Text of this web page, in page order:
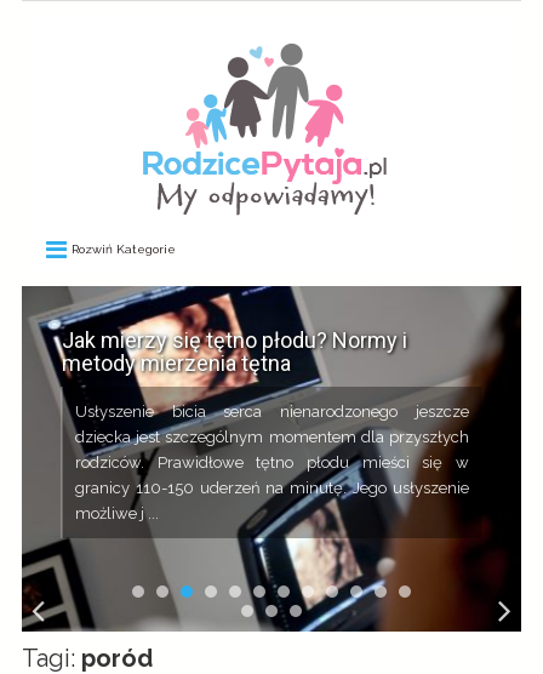
Rozwiń Kategorie
Jak mierzy się tętno płodu? Normy i
metody mierzenia tętna
Usłyszenie bicia serca nienarodzonego jeszcze
dziecka jest szczególnym momentem dla przyszłych
rodziców. Prawidłowe tętno płodu mieści się w
granicy 110-150 uderzeń na minutę. Jego usłyszenie
możliwe j ...
Tagi: poród